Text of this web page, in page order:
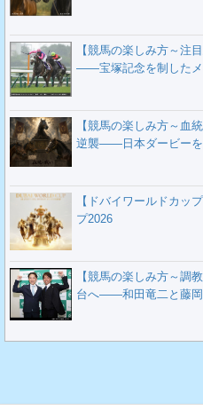
【競馬の楽しみ方～注
――宝塚記念を制したメ
【競馬の楽しみ方～血
逆襲――日本ダービーを
【ドバイワールドカッ
プ2026
【競馬の楽しみ方～調
台へ――和田竜二と藤岡